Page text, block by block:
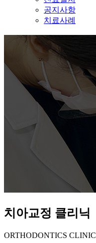
공지사항
치료사례
치아교정 클리닉
ORTHODONTICS CLINIC